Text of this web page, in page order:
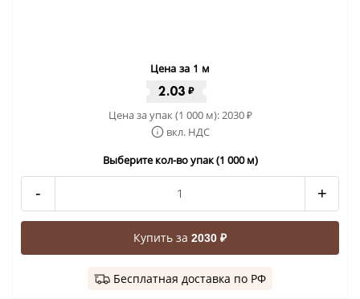
Цена за 1 м
2.03 ₽
Цена за упак (1 000 м):2030₽
вкл. НДС
Выберите кол-во упак (1 000 м)
- +
Купить за 2030 ₽
Бесплатная доставка по РФ